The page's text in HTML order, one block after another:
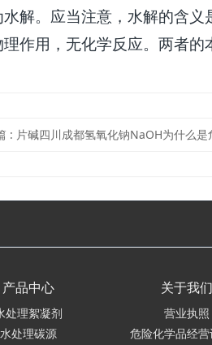
水解。应当注意，水解的含义
理作用，无化学反应。两者的
: 片碱四川成都氢氧化钠NaOH为什么是危险品？遇到危
产品中心
处理絮凝剂
水处理碳源
关于我们
营业执照
危险化学品经